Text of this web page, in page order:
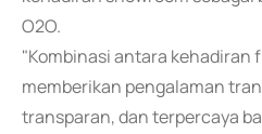
O2O.
"Kombinasi antara kehadiran
memberikan pengalaman
transparan, dan terpercaya